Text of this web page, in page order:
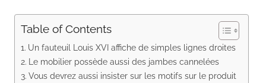
Table of Contents
Un fauteuil Louis XVI affiche de simples lignes droites
Le mobilier possède aussi des jambes cannelées
Vous devrez aussi insister sur les motifs sur le produit